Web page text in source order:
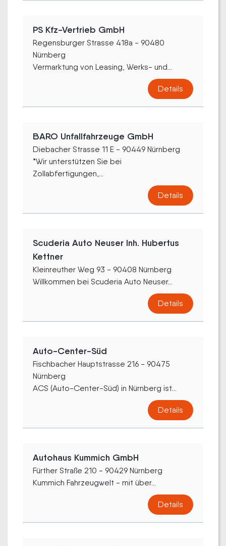
PS Kfz-Vertrieb GmbH
Regensburger Strasse 418a - 90480
Nürnberg
Vermarktung von Leasing, Werks- und...
Details
BARO Unfallfahrzeuge GmbH
Diebacher Strasse 11 E - 90449 Nürnberg
*Wir unterstützen Sie bei
Zollabfertigungen,...
Details
Scuderia Auto Neuser Inh. Hubertus
Kettner
Kleinreuther Weg 93 - 90408 Nürnberg
Willkommen bei Scuderia Auto Neuser...
Details
Auto-Center-Süd
Fischbacher Hauptstrasse 216 - 90475
Nürnberg
ACS (Auto-Center-Süd) in Nürnberg ist...
Details
Autohaus Kummich GmbH
Fürther Straße 210 - 90429 Nürnberg
Kummich Fahrzeugwelt - mit über...
Details